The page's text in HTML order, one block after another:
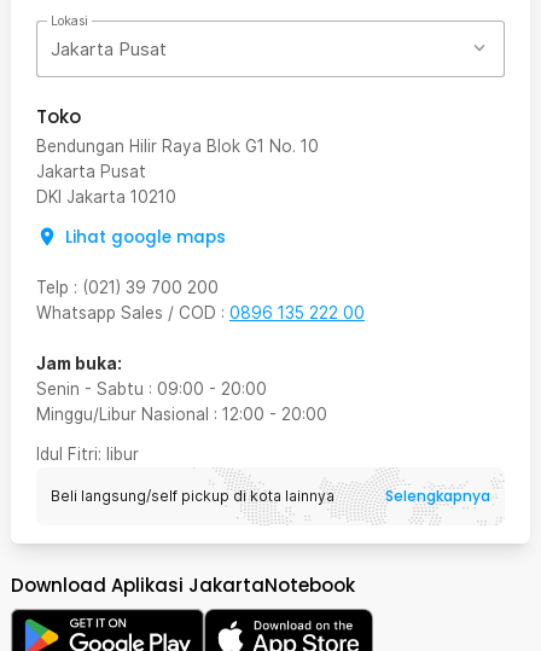
Lokasi
Jakarta Pusat
Toko
Bendungan Hilir Raya Blok G1 No. 10
Jakarta Pusat
DKI Jakarta 10210
Lihat google maps
Telp : (021) 39 700 200
Whatsapp Sales / COD : 0896 135 222 00
Jam buka:
Senin - Sabtu : 09:00 - 20:00
Minggu/Libur Nasional : 12:00 - 20:00
Idul Fitri: libur
Beli langsung/self pickup di kota lainnya Selengkapnya
Download Aplikasi JakartaNotebook